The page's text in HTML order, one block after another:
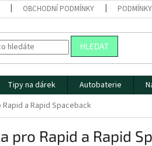
OBCHODNÍ PODMÍNKY
HLEDAT
Tipy na dárek Autobaterie
a Rapid Spaceback
pro Rapid a Rapid